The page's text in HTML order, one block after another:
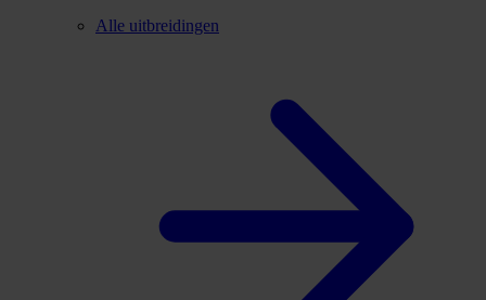
Alle uitbreidingen